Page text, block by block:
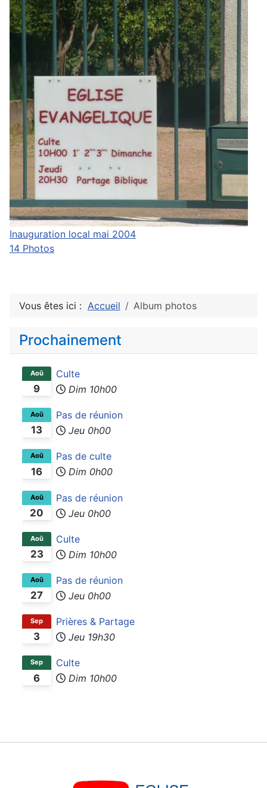
Inauguration local mai 2004
14 Photos
Vous êtes ici : Accueil Album photos
Prochainement
9
Aoû
Culte
Dim 10h00
13
Aoû
Pas de réunion
Jeu 0h00
16
Aoû
Pas de culte
Dim 0h00
20
Aoû
Pas de réunion
Jeu 0h00
23
Aoû
Culte
Dim 10h00
27
Aoû
Pas de réunion
Jeu 0h00
3
Sep
Prières & Partage
Jeu 19h30
6
Sep
Culte
Dim 10h00